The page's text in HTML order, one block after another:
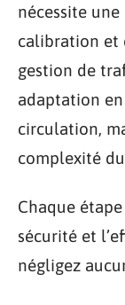
nécessite
calibration et
gestion de
adaptation
circulation,
complexité
Chaque
sécurité et
négligez